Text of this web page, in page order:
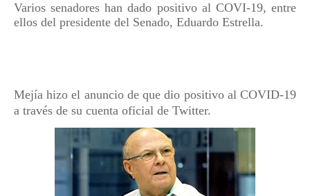
Varios senadores han dado positivo al COVI-19, entre
ellos del presidente del Senado, Eduardo Estrella.
Mejía hizo el anuncio de que dio positivo al COVID-19
a través de su cuenta oficial de Twitter.